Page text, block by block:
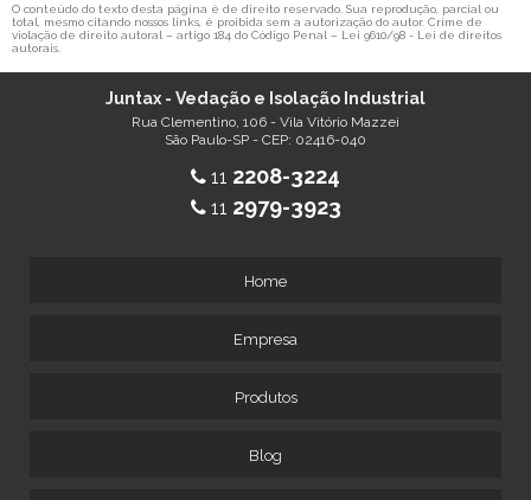
O conteúdo do texto desta página é de direito reservado. Sua reprodução, parcial ou
total, mesmo citando nossos links, é proibida sem a autorização do autor. Crime de
violação de direito autoral – artigo 184 do Código Penal – Lei 9610/98 - Lei de direitos
autorais
Juntax - Vedação e Isolação Industrial
Rua Clementino, 106 - Vila Vitório Mazzei
São Paulo-SP - CEP: 02416-040
11 2208-3224
11 2979-3923
Home
Empresa
Produtos
Blog